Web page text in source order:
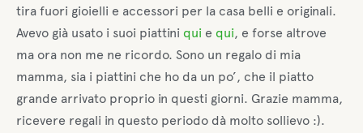
tira fuori gioielli e accessori per la casa belli e originali.
Avevo già usato i suoi piattini qui e qui, e forse altrove
ma ora non me ne ricordo. Sono un regalo di mia
mamma, sia i piattini che ho da un po’, che il piatto
grande arrivato proprio in questi giorni. Grazie mamma,
ricevere regali in questo periodo dà molto sollievo :).